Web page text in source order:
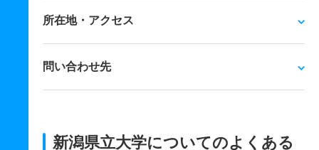
所在地・アクセス
問い合わせ先
新潟県立大学についてのよくある